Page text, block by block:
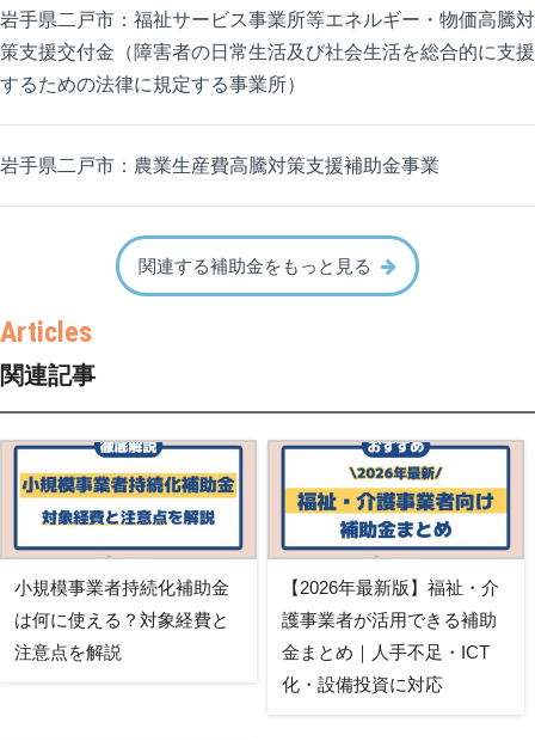
岩手県二戸市：福祉サービス事業所等エネルギー・物価高騰対
策支援交付金（障害者の日常生活及び社会生活を総合的に支援
するための法律に規定する事業所）
岩手県二戸市：農業生産費高騰対策支援補助金事業
関連する補助金をもっと見る
関連記事
小規模事業者持続化補助金
は何に使える？対象経費と
注意点を解説
【2026年最新版】福祉・介
護事業者が活用できる補助
金まとめ｜人手不足・ICT
化・設備投資に対応